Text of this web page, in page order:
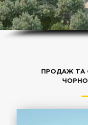
ПРОДАЖ ТА